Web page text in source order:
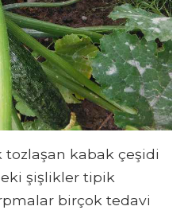
tozlaşan kabak çeşidi
şişlikler tipik
birçok tedavi